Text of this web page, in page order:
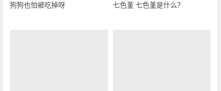
狗狗也怕被吃掉呀 七色堇 七色堇是什么？